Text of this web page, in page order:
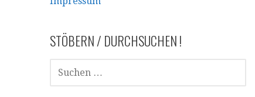
STÖBERN / DURCHSUCHEN !
SUCHEN
NACH: